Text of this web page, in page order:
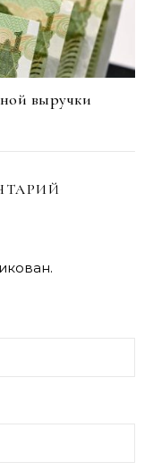
выручки